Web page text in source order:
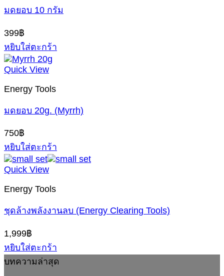
มดยอบ 10 กรัม
399฿
หยิบใส่ตะกร้า
Quick View
Energy Tools
มดยอบ 20g. (Myrrh)
750฿
หยิบใส่ตะกร้า
Quick View
Energy Tools
ชุดล้างพลังงานลบ (Energy Clearing Tools)
1,999฿
หยิบใส่ตะกร้า
บทความล่าสุด